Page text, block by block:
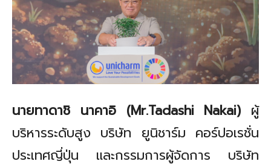
นายทาดาชิ นาคาอิ (Mr.Tadashi Nakai) ผู้
บริหารระดับสูง บริษัท ยูนิชาร์ม คอร์ปอเรชั่น
ประเทศญี่ปุ่น และกรรมการผู้จัดการ บริษัท